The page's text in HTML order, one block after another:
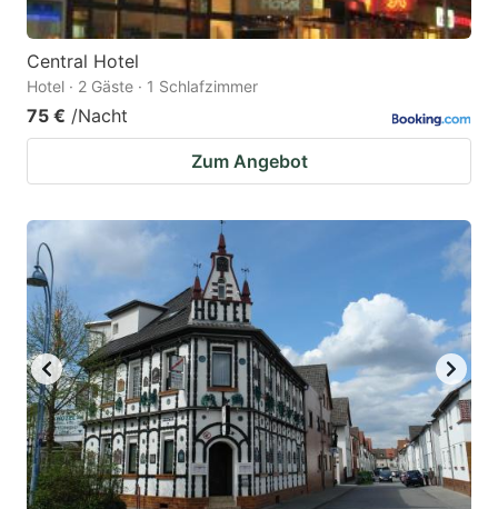
Central Hotel
Hotel · 2 Gäste · 1 Schlafzimmer
75 € /Nacht
Zum Angebot